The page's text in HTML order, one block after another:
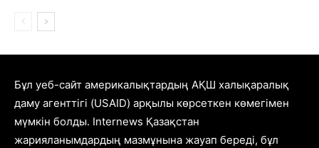
Бұл уеб-сайт америкалықтардың АҚШ халықаралық
даму агенттігі (USAID) арқылы көрсеткен көмегімен
мүмкін болды. Internews Қазақстан
жарияланымдардың мазмұнына жауап береді, бұл